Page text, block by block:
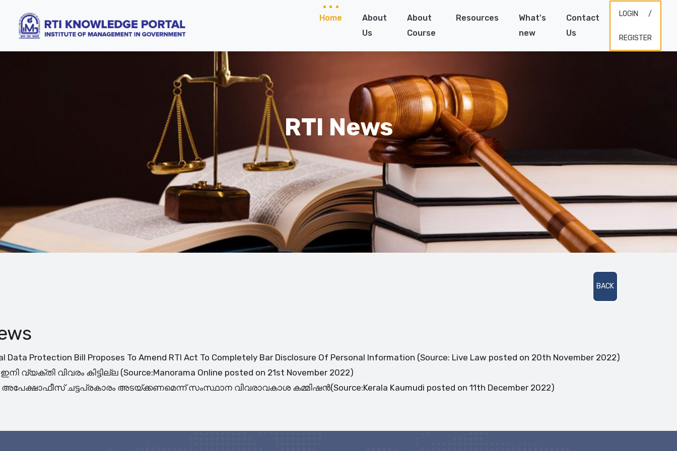
Home
About
Us
About
Course
Resources
What's
new
Contact
Us
LOGIN /
REGISTER
RTI News
BACK
Data Protection Bill Proposes To Amend RTI Act To Completely Bar Disclosure Of Personal Information (Source: Live Law posted on 20th November 2022)
വ്യക്തി വിവരം കിട്ടില്ല (Source:Manorama Online posted on 21st November 2022)
ചട്ടപ്രകാരം അടയ്ക്കണമെന്ന് സംസ്ഥാന വിവരാവകാശ കമ്മിഷൻ(Source:Kerala Kaumudi posted on 11th December 2022)